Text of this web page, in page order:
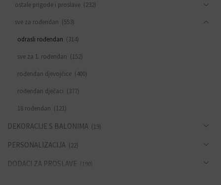
ostale prigode i proslave (232)
sve za rođendan (553)
odrasli rođendan (314)
sve za 1. rođendan (152)
rođendan djevojčice (400)
rođendan dječaci (377)
18 rođendan (121)
DEKORACIJE S BALONIMA (19)
PERSONALIZACIJA (22)
DODACI ZA PROSLAVE (190)